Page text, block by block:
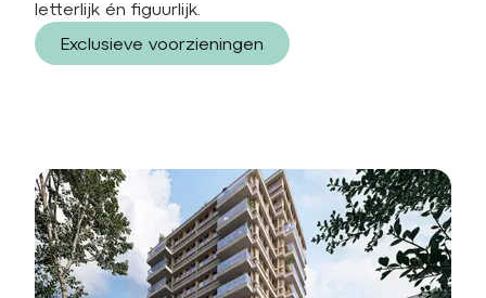
letterlijk én figuurlijk.
Exclusieve voorzieningen